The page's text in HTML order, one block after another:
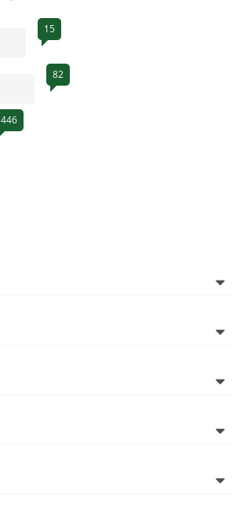
15
82
446